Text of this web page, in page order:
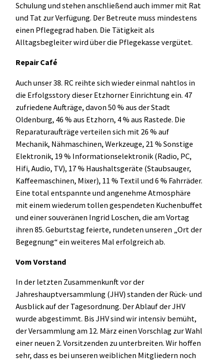
Schulung und stehen anschließend auch immer mit Rat
und Tat zur Verfügung. Der Betreute muss mindestens
einen Pflegegrad haben. Die Tätigkeit als
Alltagsbegleiter wird über die Pflegekasse vergütet.
Repair Café
Auch unser 38. RC reihte sich wieder einmal nahtlos in
die Erfolgsstory dieser Etzhorner Einrichtung ein. 47
zufriedene Aufträge, davon 50 % aus der Stadt
Oldenburg, 46 % aus Etzhorn, 4 % aus Rastede. Die
Reparaturaufträge verteilen sich mit 26 % auf
Mechanik, Nähmaschinen, Werkzeuge, 21 % Sonstige
Elektronik, 19 % Informationselektronik (Radio, PC,
Hifi, Audio, TV), 17 % Haushaltsgeräte (Staubsauger,
Kaffeemaschinen, Mixer), 11 % Textil und 6 % Fahrräder.
Eine total entspannte und angenehme Atmosphäre
mit einem wiederum tollen gespendeten Kuchenbuffet
und einer souveränen Ingrid Loschen, die am Vortag
ihren 85. Geburtstag feierte, rundeten unseren „Ort der
Begegnung“ ein weiteres Mal erfolgreich ab.
Vom Vorstand
In der letzten Zusammenkunft vor der
Jahreshauptversammlung (JHV) standen der Rück- und
Ausblick auf der Tagesordnung. Der Ablauf der JHV
wurde abgestimmt. Bis JHV sind wir intensiv bemüht,
der Versammlung am 12. März einen Vorschlag zur Wahl
einer neuen 2. Vorsitzenden zu unterbreiten. Wir hoffen
sehr, dass es bei unseren weiblichen Mitgliedern noch